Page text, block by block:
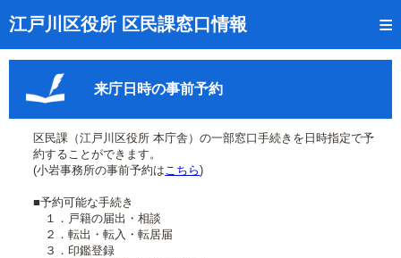
江戸川区役所 区民課窓口情報
トップページ
受付番号の呼出状況確認
証明書の交付状況確認
呼出状況のメール通知登録
来庁日時の事前予約
事前予約の確認・取消
来庁日時の事前予約
区民課（江戸川区役所 本庁舎）の一部窓口手続きを日時指定で予
約することができます。
(小岩事務所の事前予約はこちら)
■予約可能な手続き
１．戸籍の届出・相談
２．転出・転入・転居届
３．印鑑登録